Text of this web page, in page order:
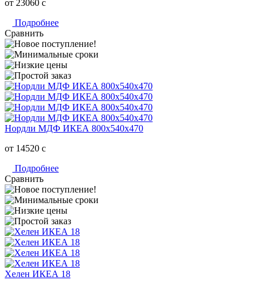
от 23060 c
Подробнее
Сравнить
Нордли МДФ ИКЕА 800х540х470
от 14520 c
Подробнее
Сравнить
Хелен ИКЕА 18